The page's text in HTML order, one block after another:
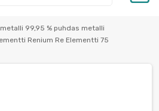
99,95 % puhdas metalli
Renium Re Elementti 75